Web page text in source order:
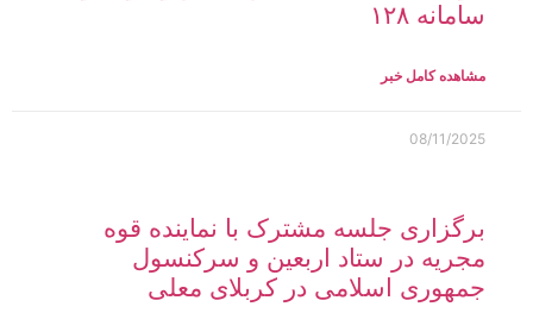
سامانه ۱۲۸
مشاهده کامل خبر
08/11/2025
برگزاری جلسه مشترک با نماینده قوه
مجریه در ستاد اربعین و سرکنسول
جمهوری اسلامی در کربلای معلی